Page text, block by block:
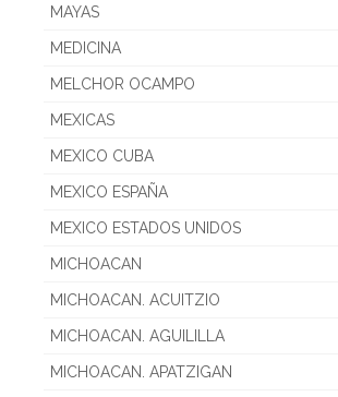
MAYAS
MEDICINA
MELCHOR OCAMPO
MEXICAS
MEXICO CUBA
MEXICO ESPAÑA
MEXICO ESTADOS UNIDOS
MICHOACAN
MICHOACAN. ACUITZIO
MICHOACAN. AGUILILLA
MICHOACAN. APATZIGAN